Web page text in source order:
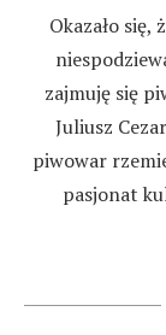
Okazało
zajmuję się
Juliusz
piwowar
pasjonat